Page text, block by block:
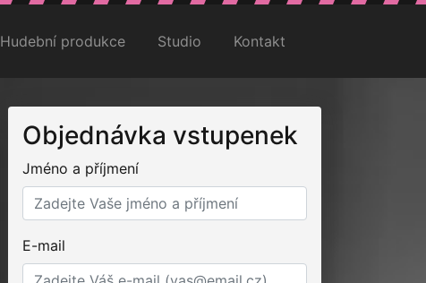
Hudební produkce Studio Kontakt
Objednávka vstupenek
Jméno a příjmení
E-mail